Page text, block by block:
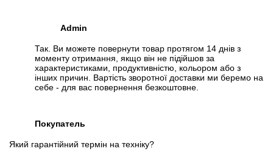
Admin
Так. Ви можете повернути товар протягом 14 днів з
моменту отримання, якщо він не підійшов за
характеристиками, продуктивністю, кольором або з
інших причин. Вартість зворотної доставки ми беремо на
себе - для вас повернення безкоштовне.
Покупатель
Який гарантійний термін на техніку?